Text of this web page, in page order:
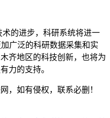
的进步，科研系统将进一
广泛的科研数据采集和实
齐地区的科技创新，也将为
力的支持。
，如有侵权，联系必删！